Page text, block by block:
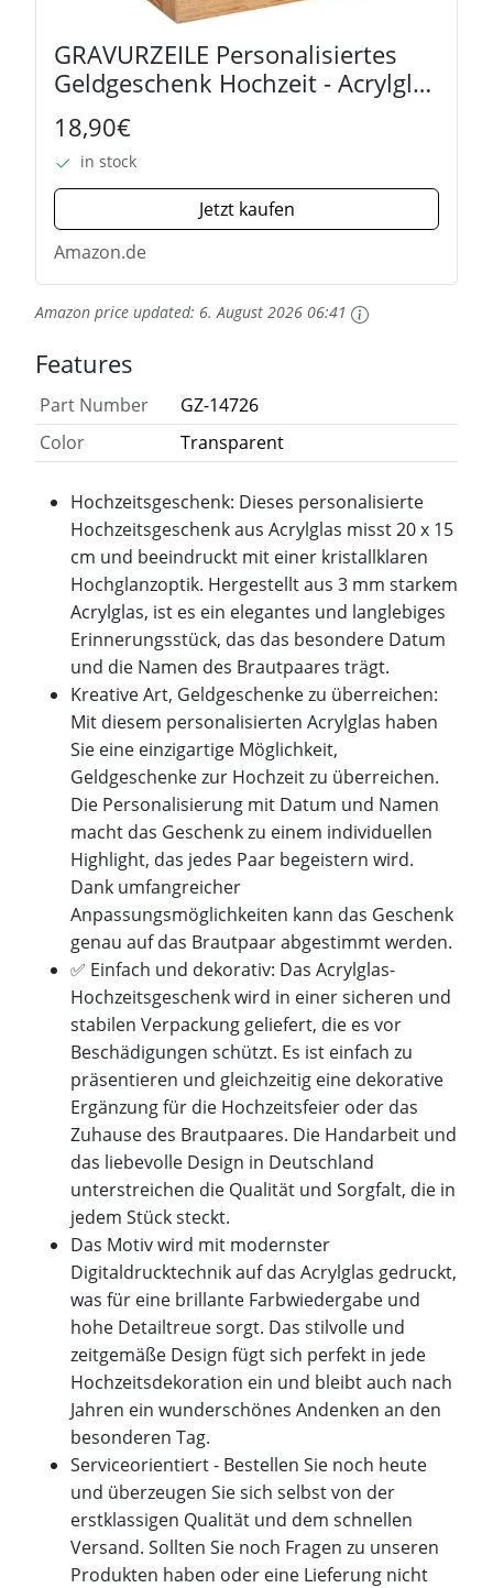
GRAVURZEILE Personalisiertes
Geldgeschenk Hochzeit - Acrylglas
mit Hochzeitsauto - Premium
Hochzeitsgeschenke für
Brautpaar - Hochzeitsgeschenke
Geld -...
18,90€
in stock
Jetzt kaufen
Amazon.de
Amazon price updated: 6. August 2026 06:41
Features
Part Number
GZ-14726
Color
Transparent
Hochzeitsgeschenk: Dieses personalisierte
Hochzeitsgeschenk aus Acrylglas misst 20 x 15
cm und beeindruckt mit einer kristallklaren
Hochglanzoptik. Hergestellt aus 3 mm starkem
Acrylglas, ist es ein elegantes und langlebiges
Erinnerungsstück, das das besondere Datum
und die Namen des Brautpaares trägt.
Kreative Art, Geldgeschenke zu überreichen:
Mit diesem personalisierten Acrylglas haben
Sie eine einzigartige Möglichkeit,
Geldgeschenke zur Hochzeit zu überreichen.
Die Personalisierung mit Datum und Namen
macht das Geschenk zu einem individuellen
Highlight, das jedes Paar begeistern wird.
Dank umfangreicher
Anpassungsmöglichkeiten kann das Geschenk
genau auf das Brautpaar abgestimmt werden.
✅ Einfach und dekorativ: Das Acrylglas-
Hochzeitsgeschenk wird in einer sicheren und
stabilen Verpackung geliefert, die es vor
Beschädigungen schützt. Es ist einfach zu
präsentieren und gleichzeitig eine dekorative
Ergänzung für die Hochzeitsfeier oder das
Zuhause des Brautpaares. Die Handarbeit und
das liebevolle Design in Deutschland
unterstreichen die Qualität und Sorgfalt, die in
jedem Stück steckt.
Das Motiv wird mit modernster
Digitaldrucktechnik auf das Acrylglas gedruckt,
was für eine brillante Farbwiedergabe und
hohe Detailtreue sorgt. Das stilvolle und
zeitgemäße Design fügt sich perfekt in jede
Hochzeitsdekoration ein und bleibt auch nach
Jahren ein wunderschönes Andenken an den
besonderen Tag.
Serviceorientiert - Bestellen Sie noch heute
und überzeugen Sie sich selbst von der
erstklassigen Qualität und dem schnellen
Versand. Sollten Sie noch Fragen zu unseren
Produkten haben oder eine Lieferung nicht